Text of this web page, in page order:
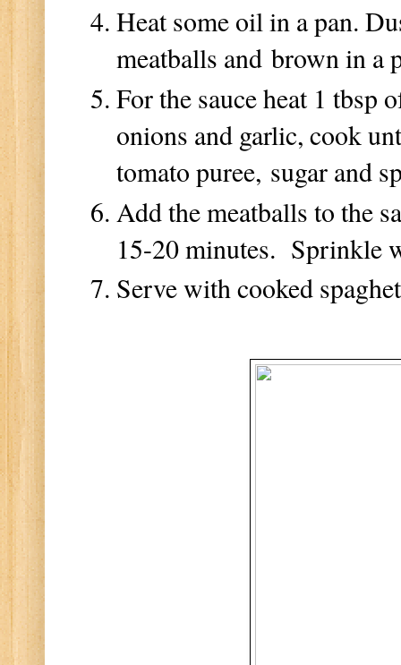
Heat some oil in a pan.
meatballs and brown in a
For the sauce heat 1 tbsp
onions and garlic, cook
tomato puree, sugar and
Add the meatballs to the
15-20 minutes. Sprinkle
Serve with cooked